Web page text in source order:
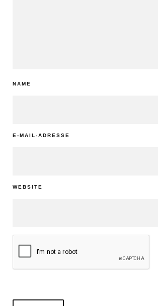
NAME
E-MAIL-ADRESSE
WEBSITE